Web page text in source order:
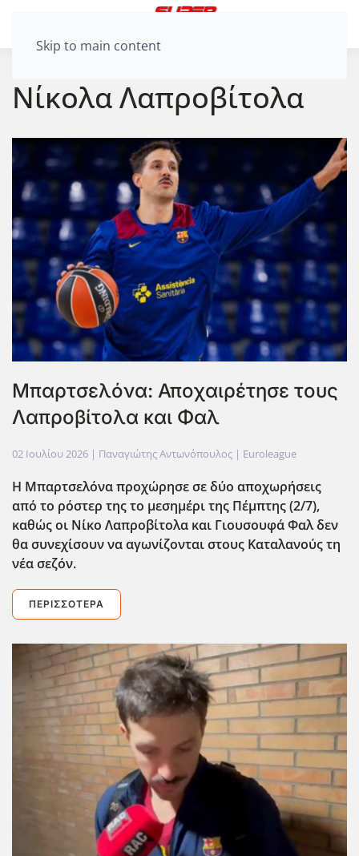
Skip to main content
Νίκολα Λαπροβίτολα
Μπαρτσελόνα: Αποχαιρέτησε τους
Λαπροβίτολα και Φαλ
02 Ιουλίου 2026 | Παναγιώτης Αντωνόπουλος | Euroleague
Η Μπαρτσελόνα προχώρησε σε δύο αποχωρήσεις
από το ρόστερ της το μεσημέρι της Πέμπτης (2/7),
καθώς οι Νίκο Λαπροβίτολα και Γιουσουφά Φαλ δεν
θα συνεχίσουν να αγωνίζονται στους Καταλανούς τη
νέα σεζόν.
ΠΕΡΙΣΣΌΤΕΡΑ